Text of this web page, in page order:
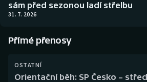
Boby a skeleton
Box
Curling
AZ kvíz
sám před sezonou ladí střelbu
31. 7. 2026
Přímé přenosy
OSTATNÍ
Orientační běh: SP Česko –